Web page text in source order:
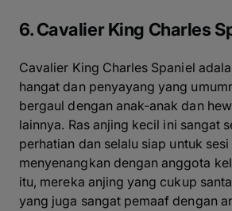
6. Cavalier King Charles
Cavalier King Charles Spaniel
hangat dan penyayang yang
bergaul dengan anak-anak dan
lainnya. Ras anjing kecil ini sangat
perhatian dan selalu siap untuk
menyenangkan dengan anggota
itu, mereka anjing yang cukup
yang juga sangat pemaaf dengan